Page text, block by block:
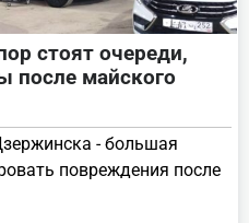
стоят очереди,
после майского
- большая
повреждения после